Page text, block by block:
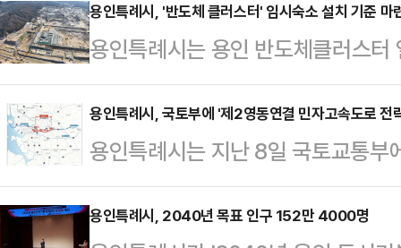
다.유 의원은 먼저 시민프로축구단
시는 이미 경전철 운영비로 매년
399억원을 발행하는 등 세입 감소
어려움은 지속되고 있다고 지적했
K리그 참가를 목표로 '용인시 시민
시 이 시장은 매년 …
용인특례시, '반도체 클러스터' 임시숙소 설치 기준 마
용인특례시는 용인 반도체클러스
로자들이 기거할 임시숙소를 원활
장 임시숙소 설치 기준'을 정해 시
건설 근로자들이 거주할 임시숙소
역 주민들의 생활에도 불편함이 없
서다.시는 특히 건설 근로자용 숙소
용인특례시, 국토부에 '제2영동연결 민자고속도로 전
용인특례시는 지난 8일 국토교통
도로 민간투자사업 전략환경영향
9일 밝혔다.검토 의견서에는 고속
용인특례시, 2040년 목표 인구 152만 4000명